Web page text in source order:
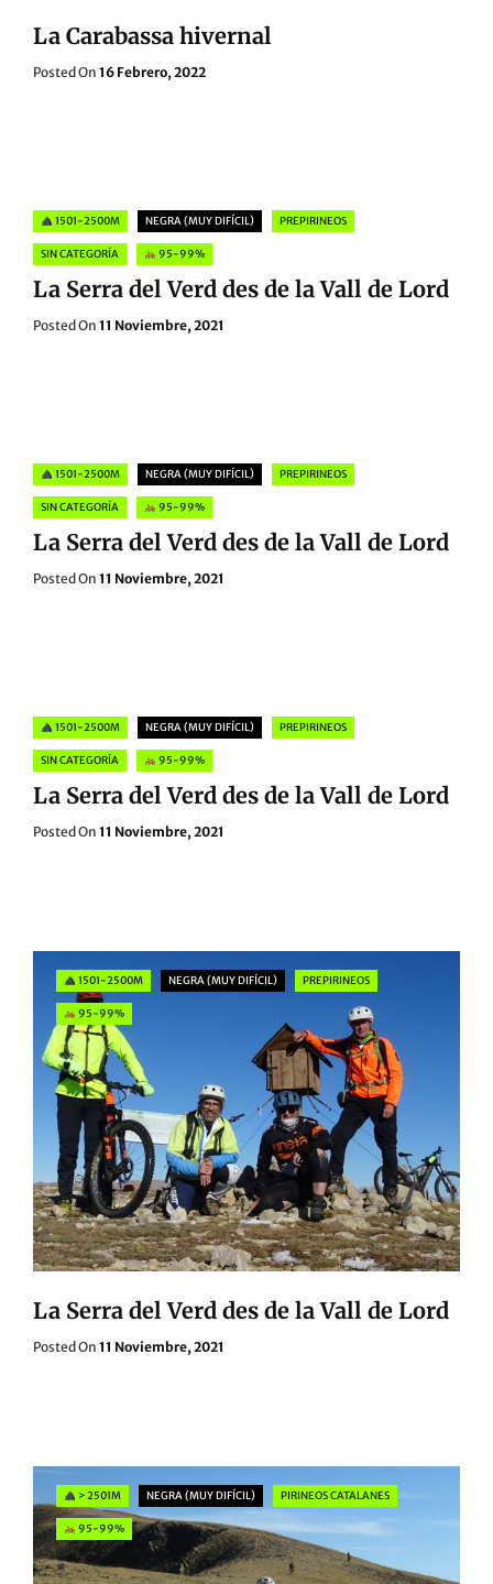
La Carabassa hivernal
Posted On Posted
16 Febrero, 2022
Categories
1501-2500M NEGRA (MUY DIFÍCIL) PREPIRINEOS
SIN CATEGORÍA 95-99%
La Serra del Verd des de la Vall de Lord
Posted On Posted
11 Noviembre, 2021
Categories
1501-2500M NEGRA (MUY DIFÍCIL) PREPIRINEOS
SIN CATEGORÍA 95-99%
La Serra del Verd des de la Vall de Lord
Posted On Posted
11 Noviembre, 2021
Categories
1501-2500M NEGRA (MUY DIFÍCIL) PREPIRINEOS
SIN CATEGORÍA 95-99%
La Serra del Verd des de la Vall de Lord
Posted On Posted
11 Noviembre, 2021
Categories
1501-2500M NEGRA (MUY DIFÍCIL) PREPIRINEOS
95-99%
La Serra del Verd des de la Vall de Lord
Posted On Posted
11 Noviembre, 2021
Categories
> 2501M NEGRA (MUY DIFÍCIL) PIRINEOS CATALANES
95-99%